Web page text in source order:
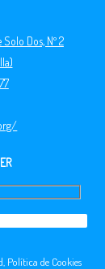
Dos, Nº 2
Política de Cookies